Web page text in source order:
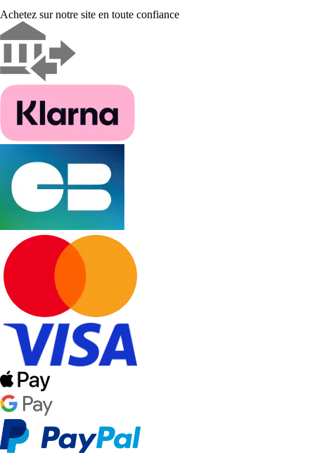
Achetez sur notre site en toute confiance